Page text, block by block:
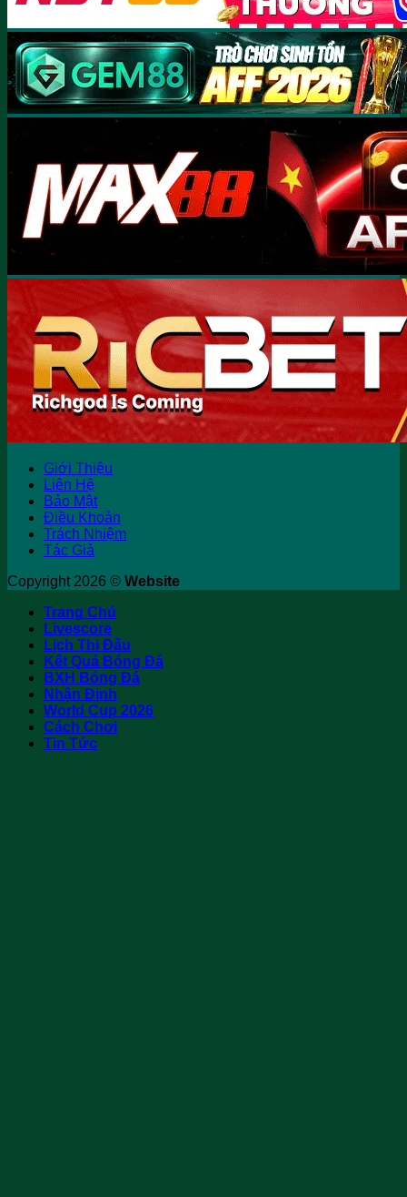
Giới Thiệu
Liên Hệ
Bảo Mật
Điều Khoản
Trách Nhiệm
Tác Giả
Copyright 2026 © Website
Trang Chủ
Livescore
Lịch Thi Đấu
Kết Quả Bóng Đá
BXH Bóng Đá
Nhận Định
World Cup 2026
Cách Chơi
Tin Tức